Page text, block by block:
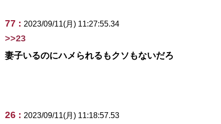
77 : 2023/09/11(月) 11:27:55.34
>>23
妻子いるのにハメられるもクソもないだろ
26 : 2023/09/11(月) 11:18:57.53